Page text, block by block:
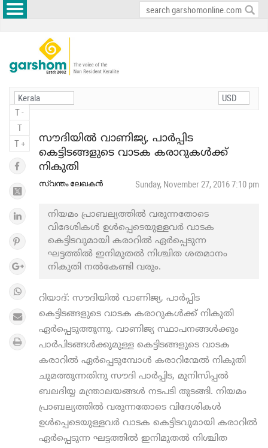
T -
T
T +
സൗദിയില്‍ വാണിജ്യ, പാര്‍പ്പിട
കെട്ടിടങ്ങളുടെ വാടക കരാറുകള്‍ക്ക്
നികുതി
സ്വന്തം ലേഖകന്‍ Sunday, November 27, 2016 7:10 pm
നിയമം പ്രാബല്യത്തില്‍ വരുന്നതോടെ
വിദേശികള്‍ ഉള്‍പ്പെടെയുള്ളവര്‍ വാടക
കെട്ടിടവുമായി കരാറില്‍ ഏര്‍പ്പെടുന്ന
ഘട്ടത്തില്‍ ഇനിമുതല്‍ നിശ്ചിത ശതമാനം
നികുതി നല്‍കേണ്ടി വരും.
റിയാദ്: സൗദിയില്‍ വാണിജ്യ, പാര്‍പ്പിട
കെട്ടിടങ്ങളുടെ വാടക കരാറുകള്‍ക്ക് നികുതി
ഏര്‍പ്പെടുത്തുന്നു. വാണിജ്യ സ്ഥാപനങ്ങള്‍ക്കും
പാര്‍പിടങ്ങള്‍ക്കുമുള്ള കെട്ടിടങ്ങളുടെ വാടക
കരാറില്‍ ഏര്‍പ്പെടുമ്പോള്‍ കരാറിന്മേല്‍ നികുതി
ചുമത്തുന്നതിനു സൗദി പാര്‍പ്പിട, മുനിസിപ്പല്‍
ബലദിയ്യ മന്ത്രാലയങ്ങള്‍ നടപടി തുടങ്ങി. നിയമം
പ്രാബല്യത്തില്‍ വരുന്നതോടെ വിദേശികള്‍
ഉള്‍പ്പെടെയുള്ളവര്‍ വാടക കെട്ടിടവുമായി കരാറില്‍
ഏര്‍പ്പെടുന്ന ഘട്ടത്തില്‍ ഇനിമുതല്‍ നിശ്ചിത